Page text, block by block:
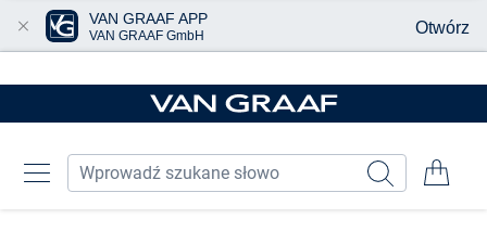
VAN GRAAF APP
VAN GRAAF GmbH Otwórz